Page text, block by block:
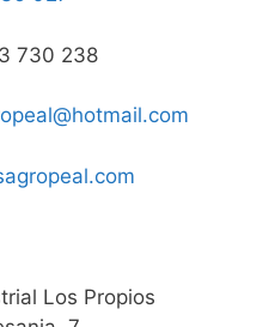
730 238
Los Propios